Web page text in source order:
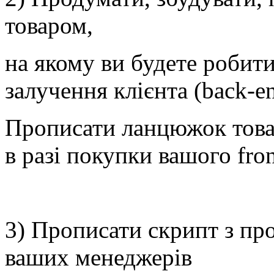
товаром,
на якому ви будете
залучення клієнта (back-
Прописати ланцюжок
в разі покупки вашого
3) Прописати скрипт з
ваших менеджерів